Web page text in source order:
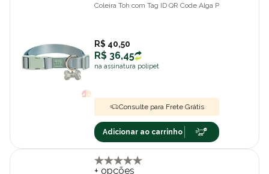
Coleira Toh com Tag ID QR Code Alga P
R$ 40,50
R$ 36,45
na assinatura polipet
Consulte para Frete Grátis
Adicionar ao carrinho
+ opções